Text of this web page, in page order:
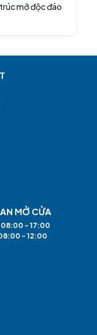
mở độc đáo
MỞ CỬA
08:00 - 17:00
- 12:00